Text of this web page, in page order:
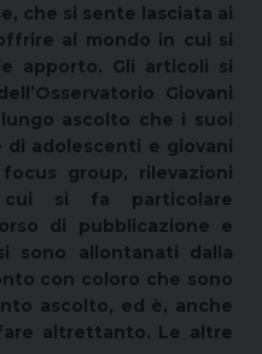
che si sente lasciata ai
al mondo in cui si
apporto. Gli articoli si
Giovani
ascolto che i suoi
adolescenti e giovani
group, rilevazioni
cui si fa particolare
di pubblicazione e
sono allontanati dalla
con coloro che sono
ascolto, ed è, anche
altrettanto. Le altre